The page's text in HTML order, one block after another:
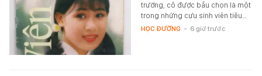
trường, cô được bầu chọn là một
trong những cựu sinh viên tiêu…
HỌC ĐƯỜNG - 6 giờ trước